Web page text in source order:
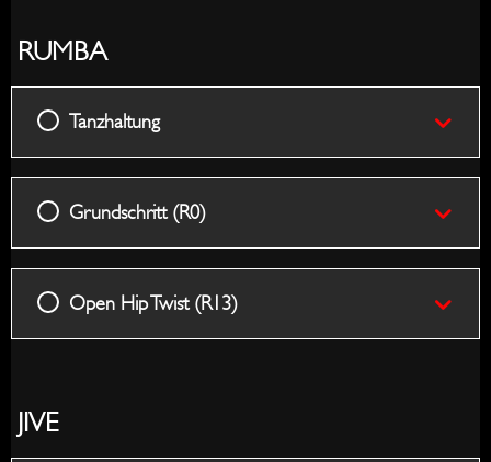
RUMBA
Tanzhaltung
Grundschritt (R0)
Open Hip Twist (R13)
JIVE